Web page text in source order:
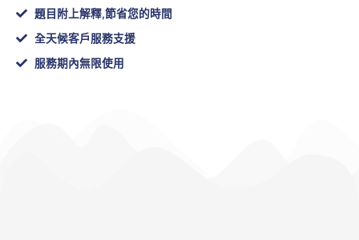
題目附上解釋,節省您的時間
全天候客戶服務支援
服務期內無限使用